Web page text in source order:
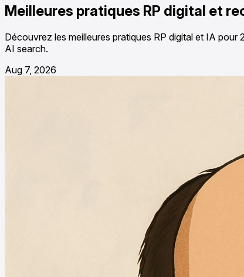
Meilleures pratiques RP digital et
Découvrez les meilleures pratiques RP digital et IA
AI search.
Aug 7, 2026